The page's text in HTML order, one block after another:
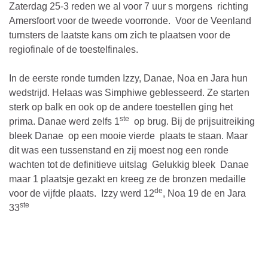
Zaterdag 25-3 reden we al voor 7 uur s morgens richting
Amersfoort voor de tweede voorronde. Voor de Veenland
turnsters de laatste kans om zich te plaatsen voor de
regiofinale of de toestelfinales.
In de eerste ronde turnden Izzy, Danae, Noa en Jara hun
wedstrijd. Helaas was Simphiwe geblesseerd. Ze starten
sterk op balk en ook op de andere toestellen ging het
prima. Danae werd zelfs 1ste
op brug. Bij de prijsuitreiking
bleek Danae op een mooie vierde plaats te staan. Maar
dit was een tussenstand en zij moest nog een ronde
wachten tot de definitieve uitslag Gelukkig bleek Danae
maar 1 plaatsje gezakt en kreeg ze de bronzen medaille
voor de vijfde plaats. Izzy werd 12de, Noa 19 de en Jara
33ste